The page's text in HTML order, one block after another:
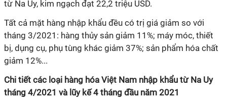
từ Na Uy, kim ngạch đạt 22,2 triệu USD.
Tất cả mặt hàng nhập khẩu đều có trị giá giảm so với
tháng 3/2021: hàng thủy sản giảm 11%; máy móc, thiết
bị, dụng cụ, phụ tùng khác giảm 37%; sản phẩm hóa chất
giảm 12%...
Chi tiết các loại hàng hóa Việt Nam nhập khẩu từ Na Uy
tháng 4/2021 và lũy kế 4 tháng đầu năm 2021